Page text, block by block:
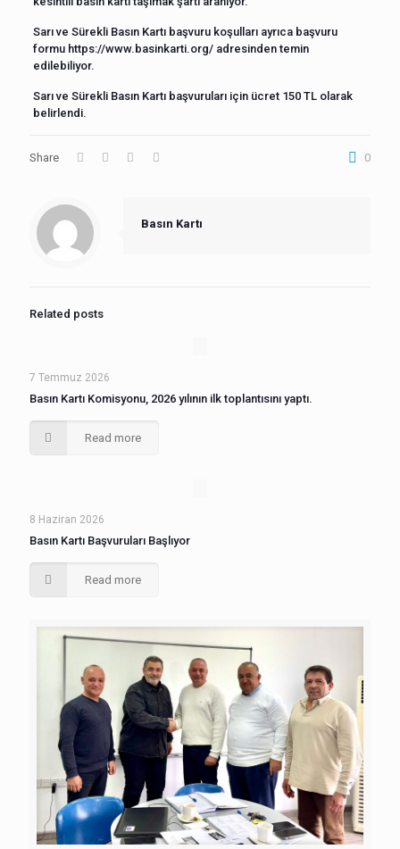
Sarı ve Sürekli Basın Kartı başvuru koşulları ayrıca başvuru
formu https://www.basinkarti.org/ adresinden temin
edilebiliyor.
Sarı ve Sürekli Basın Kartı başvuruları için ücret 150 TL olarak
belirlendi.
Share 0
Basın Kartı
Related posts
7 Temmuz 2026
Basın Kartı Komisyonu, 2026 yılının ilk toplantısını yaptı.
Read more
8 Haziran 2026
Basın Kartı Başvuruları Başlıyor
Read more